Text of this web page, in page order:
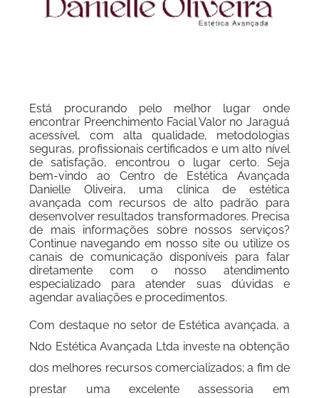
Está procurando pelo melhor lugar onde
encontrar Preenchimento Facial Valor no Jaraguá
acessível, com alta qualidade, metodologias
seguras, profissionais certificados e um alto nível
de satisfação, encontrou o lugar certo. Seja
bem-vindo ao Centro de Estética Avançada
Danielle Oliveira, uma clínica de estética
avançada com recursos de alto padrão para
desenvolver resultados transformadores. Precisa
de mais informações sobre nossos serviços?
Continue navegando em nosso site ou utilize os
canais de comunicação disponíveis para falar
diretamente com o nosso atendimento
especializado para atender suas dúvidas e
agendar avaliações e procedimentos.
Com destaque no setor de Estética avançada, a
Ndo Estética Avançada Ltda investe na obtenção
dos melhores recursos comercializados; a fim de
prestar uma excelente assessoria em